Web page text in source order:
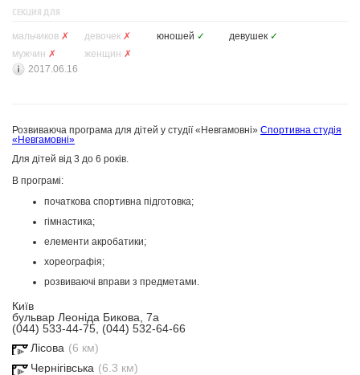
СЕКЦИЯ ДЛЯ
мальчиков ✗ девочек ✗ юношей ✓ девушек ✓
мужчин ✗ женщин ✗
2017.06.16
Розвиваюча програма для дітей у студії «Невгамовні» Спортивна студія
«Невгамовні»
Для дітей від 3 до 6 років.
В програмі:
початкова спортивна підготовка;
гімнастика;
елементи акробатики;
хореографія;
розвиваючі вправи з предметами.
Київ
бульвар Леоніда Бикова, 7а
(044) 533-44-75, (044) 532-64-66
Лісова (6 км)
Чернігівська (6.3 км)